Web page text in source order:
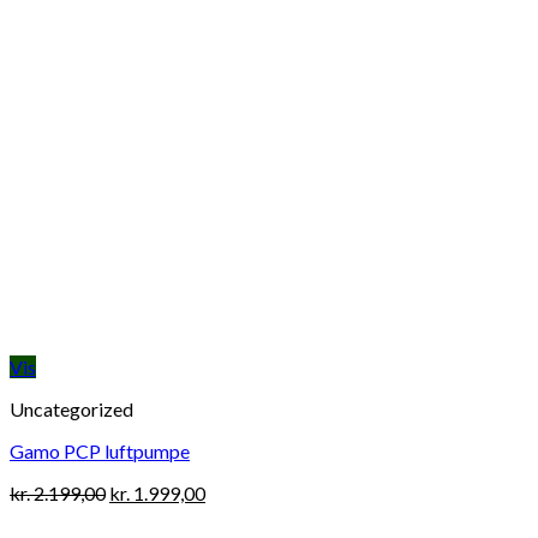
Vis
Uncategorized
Gamo PCP luftpumpe
kr.2.199,00 Original
kr. 1.999,00Current